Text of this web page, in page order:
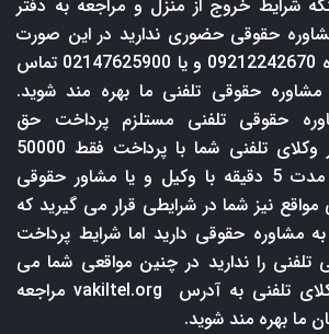
شرایط خروج از منزل و مراجعه به دفتر
حقوقی حضوری ندارید در این صورت
نیز می توانید با شماره 09212242670 و یا 02147625900 تماس
حقوقی تلفنی ما بهره مند شوید.
حقوقی تلفنی مستلزم پرداخت حق
المشاوره است اما در وکلای تلفنی شما با پرداخت فقط 50000
تومان می توانید به مدت 5 دقیقه با وکیل و یا مشاور حقوقی
نیز شما در شرایطی قرار می گیرید که
مشاوره حقوقی دارید اما شرایط پرداخت
تلفنی را ندارید در چنین مواقعی شما می
تلفنی به آدرس
vakiltel.org مراجعه
ما بهره مند شوید.